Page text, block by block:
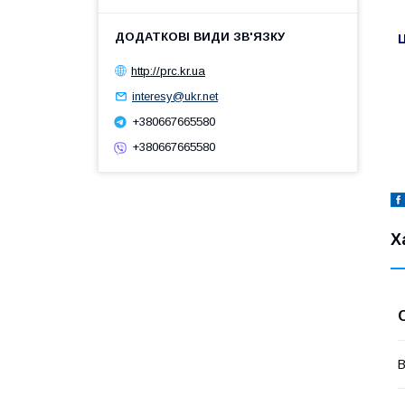
http://prc.kr.ua
interesy@ukr.net
+380667665580
+380667665580